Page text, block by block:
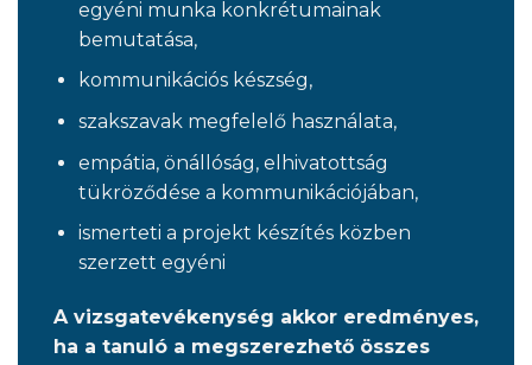
egyéni munka konkrétumainak
bemutatása,
kommunikációs készség,
szakszavak megfelelő használata,
empátia, önállóság, elhivatottság
tükröződése a kommunikációjában,
ismerteti a projekt készítés közben
szerzett egyéni
A vizsgatevékenység akkor eredményes,
ha a tanuló a megszerezhető összes